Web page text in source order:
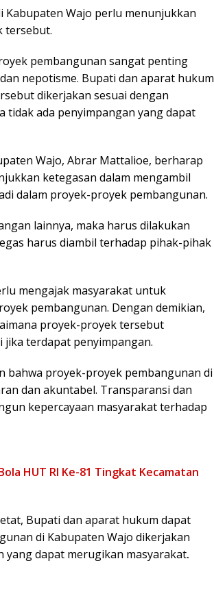
Wajo perlu menunjukkan
tersebut.
pembangunan sangat penting
nepotisme. Bupati dan aparat hukum
dikerjakan sesuai dengan
tidak ada penyimpangan yang dapat
Wajo, Abrar Mattalioe, berharap
ketegasan dalam mengambil
dalam proyek-proyek pembangunan.
lainnya, maka harus dilakukan
harus diambil terhadap pihak-pihak
mengajak masyarakat untuk
pembangunan. Dengan demikian,
proyek-proyek tersebut
terdapat penyimpangan.
bahwa proyek-proyek pembangunan di
dan akuntabel. Transparansi dan
kepercayaan masyarakat terhadap
HUT RI Ke-81 Tingkat Kecamatan
Bupati dan aparat hukum dapat
di Kabupaten Wajo dikerjakan
yang dapat merugikan masyarakat.